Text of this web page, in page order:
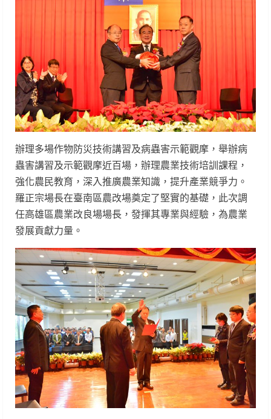
辦理多場作物防災技術講習及病蟲害示範觀摩，舉辦病
蟲害講習及示範觀摩近百場，辦理農業技術培訓課程，
強化農民教育，深入推廣農業知識，提升產業競爭力。
羅正宗場長在臺南區農改場奠定了堅實的基礎，此次調
任高雄區農業改良場場長，發揮其專業與經驗，為農業
發展貢獻力量。